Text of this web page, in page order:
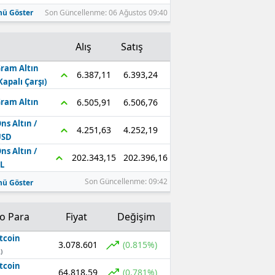
Göster Son Güncellenme: 06 Ağustos 09:40
Alış Satış
Altın
Çarşı)
6.387,11 6.393,24
Altın 6.505,91 6.506,76
Altın /
4.251,63 4.252,19
Altın /
202.343,15 202.396,16
Göster Son Güncellenme: 09:42
Para Fiyat Değişim
3.078.601 (0.815%)
64.818,59 (0.781%)